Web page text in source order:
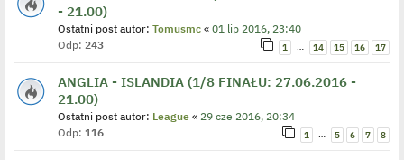
- 21.00)
Ostatni post autor: Tomusmc « 01 lip 2016, 23:40
Odp: 243 1 … 14 15 16 17
ANGLIA - ISLANDIA (1/8 FINAŁU: 27.06.2016 -
21.00)
Ostatni post autor: League « 29 cze 2016, 20:34
Odp: 116 1 … 5 6 7 8